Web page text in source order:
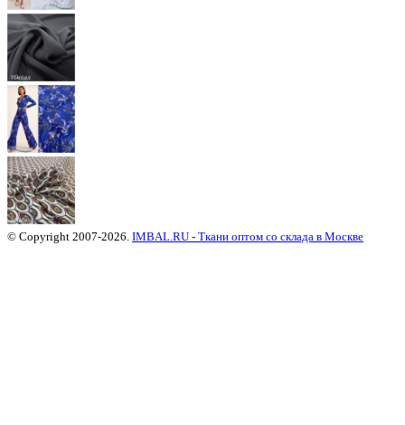
© Copyright 2007-2026. IMBAL.RU - Ткани оптом со склада в Москве